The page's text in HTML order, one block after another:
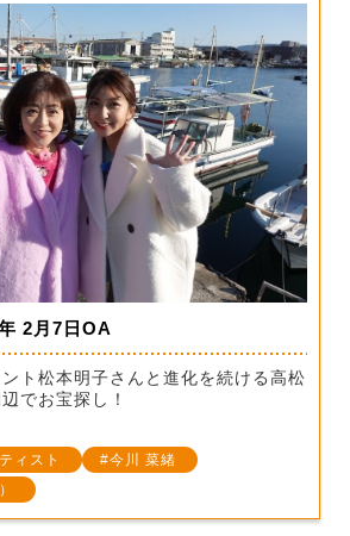
2月7日OA
ト松本明子さんと進化を続ける高松
でお宝探し！
ィスト
今川 菜緒